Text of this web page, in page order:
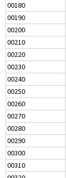
00180
00190
00200
00210
00220
00230
00240
00250
00260
00270
00280
00290
00300
00310